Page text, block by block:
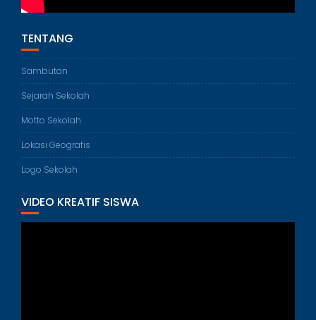
TENTANG
Sambutan
Sejarah Sekolah
Motto Sekolah
Lokasi Geografis
Logo Sekolah
VIDEO KREATIF SISWA